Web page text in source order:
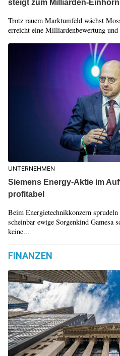
steigt zum Milliarden-
Trotz rauem Marktumfeld wächst
erreicht eine Milliardenbewertung
UNTERNEHMEN
Siemens Energy-Aktie im
profitabel
Beim Energietechnikkonzern
scheinbar ewige Sorgenkind Gamesa
keine...
FINANZEN